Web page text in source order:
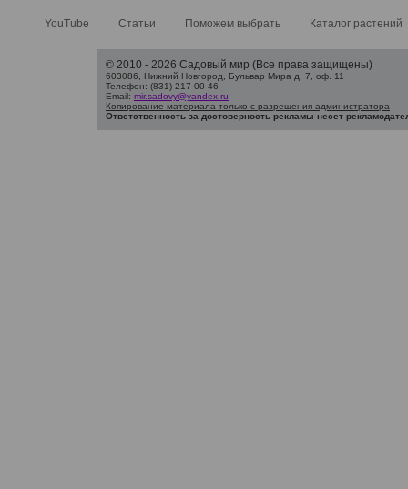
YouTube Статьи Поможем выбрать Каталог растений
© 2010 - 2026 Садовый мир (Все права защищены)
603086, Нижний Новгород, Бульвар Мира д. 7, оф. 11
Телефон: (831) 217-00-46
Email: mir.sadovy@yandex.ru
Копирование материала только с разрешения администратора
Ответственность за достоверность рекламы несет